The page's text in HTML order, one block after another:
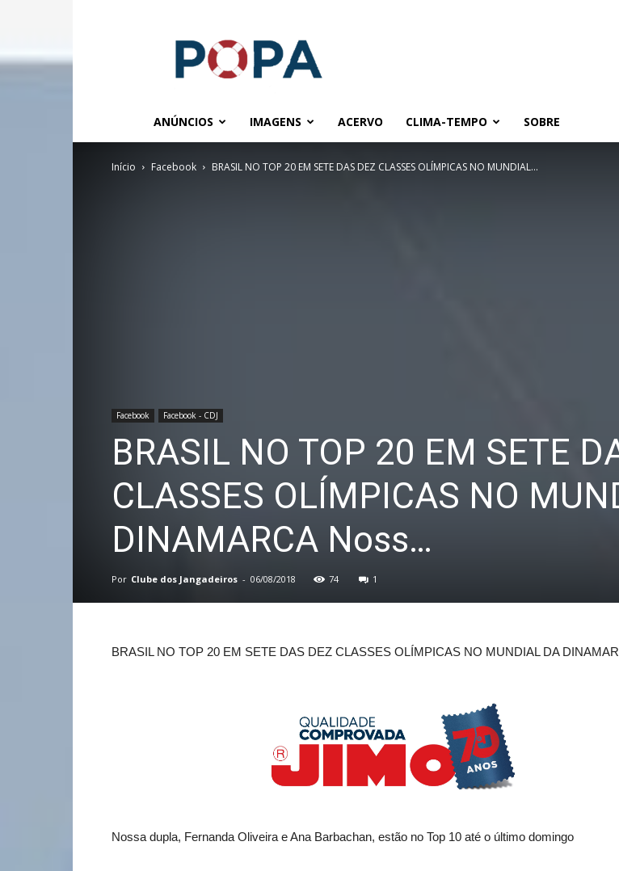
ANÚNCIOS IMAGENS ACERVO CLIMA-TEMPO SOBRE
Início Facebook BRASIL NO TOP 20 EM SETE DAS DEZ CLASSES OLÍMPICAS NO MUNDIAL...
Facebook Facebook - CDJ
BRASIL NO TOP 20 EM SETE
CLASSES OLÍMPICAS NO
DINAMARCA Noss…
Por Clube dos Jangadeiros - 06/08/2018 74 1
BRASIL NO TOP 20 EM SETE DAS DEZ CLASSES OLÍMPICAS NO MUNDIAL DA
Nossa dupla, Fernanda Oliveira e Ana Barbachan, estão no Top 10 até o último domingo